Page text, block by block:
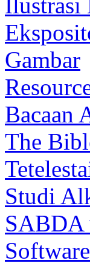
Gambar
Bacaan
The
Studi
SABDA